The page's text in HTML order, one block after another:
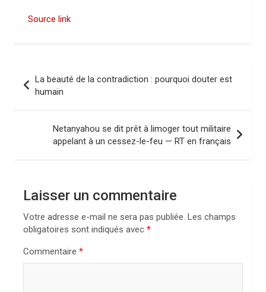
Source link
v
a
La beauté de la contradiction : pourquoi douter est
humain
Netanyahou se dit prêt à limoger tout militaire
appelant à un cessez-le-feu — RT en français
Laisser un commentaire
Votre adresse e-mail ne sera pas publiée. Les champs
obligatoires sont indiqués avec *
Commentaire *